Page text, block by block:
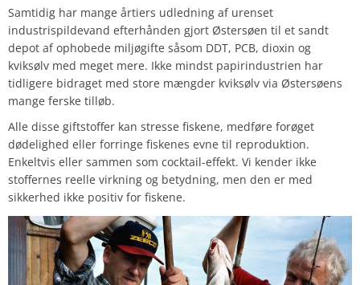
Samtidig har mange årtiers udledning af urenset
industrispildevand efterhånden gjort Østersøen til et sandt
depot af ophobede miljøgifte såsom DDT, PCB, dioxin og
kviksølv med meget mere. Ikke mindst papirindustrien har
tidligere bidraget med store mængder kviksølv via Østersøens
mange ferske tilløb.
Alle disse giftstoffer kan stresse fiskene, medføre forøget
dødelighed eller forringe fiskenes evne til reproduktion.
Enkeltvis eller sammen som cocktail-effekt. Vi kender ikke
stoffernes reelle virkning og betydning, men den er med
sikkerhed ikke positiv for fiskene.